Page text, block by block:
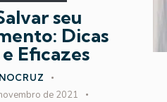
seu
Dicas
Eficazes
de 2021